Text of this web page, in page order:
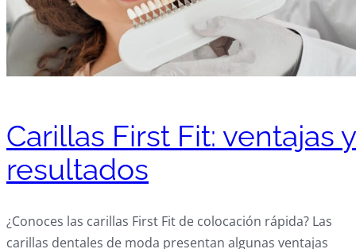
Carillas First Fit: ventajas y
resultados
¿Conoces las carillas First Fit de colocación rápida? Las
carillas dentales de moda presentan algunas ventajas